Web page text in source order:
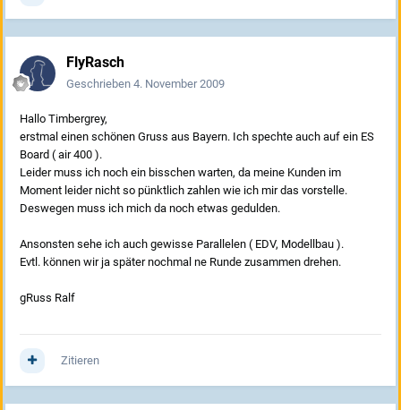
FlyRasch
Geschrieben 4. November 2009
Hallo Timbergrey,
erstmal einen schönen Gruss aus Bayern. Ich spechte auch auf ein ES
Board ( air 400 ).
Leider muss ich noch ein bisschen warten, da meine Kunden im
Moment leider nicht so pünktlich zahlen wie ich mir das vorstelle.
Deswegen muss ich mich da noch etwas gedulden.
Ansonsten sehe ich auch gewisse Parallelen ( EDV, Modellbau ).
Evtl. können wir ja später nochmal ne Runde zusammen drehen.
gRuss Ralf
Zitieren